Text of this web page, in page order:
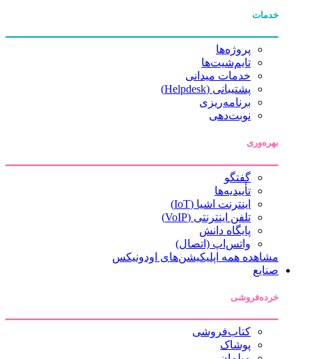
خدمات
پروژه‌ها
تایم‌شیت‌ها
خدمات میدانی
پشتیبانی (Helpdesk)
برنامه‌ریزی
نوبت‌دهی
بهره‌وری
گفتگو
تأییدیه‌ها
اینترنت اشیا (IoT)
تلفن اینترنتی (VoIP)
پایگاه دانش
واتس‌اپ (اتصال)
مشاهده همه اپلیکیشن‌های اودونیکس
صنایع
خرده‌فروشی
کتاب‌فروشی
پوشاک